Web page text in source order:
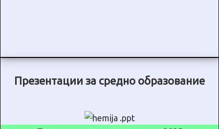
Презентации за средно образование